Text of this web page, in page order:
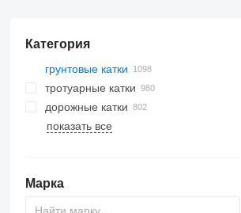
Категория
грунтовые катки
тротуарные катки
дорожные катки
показать все
Марка